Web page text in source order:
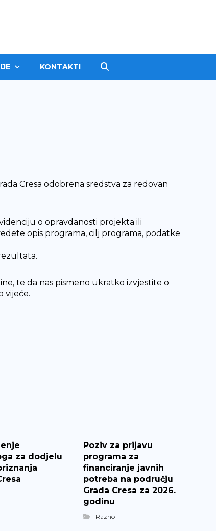
KONTAKTI
Cresa odobrena sredstva za redovan
o opravdanosti projekta ili
opis programa, cilj programa, podatke
te da nas pismeno ukratko izvjestite o
vijeće.
za dodjelu
Poziv za prijavu
programa za
financiranje javnih
potreba na području
Grada Cresa za 2026.
godinu
Razno